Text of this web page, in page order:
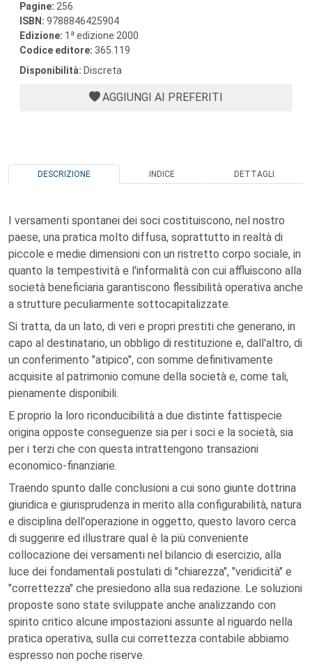
Pagine: 256
ISBN: 9788846425904
Edizione: 1 a edizione 2000
Codice editore: 365.119
Disponibilità: Discreta
AGGIUNGI AI PREFERITI
DESCRIZIONE INDICE DETTAGLI
I versamenti spontanei dei soci costituiscono, nel nostro
paese, una pratica molto diffusa, soprattutto in realtà di
piccole e medie dimensioni con un ristretto corpo sociale, in
quanto la tempestività e l'informalità con cui affluiscono alla
società beneficiaria garantiscono flessibilità operativa anche
a strutture peculiarmente sottocapitalizzate.
Si tratta, da un lato, di veri e propri prestiti che generano, in
capo al destinatario, un obbligo di restituzione e, dall'altro, di
un conferimento "atipico", con somme definitivamente
acquisite al patrimonio comune della società e, come tali,
pienamente disponibili.
E proprio la loro riconducibilità a due distinte fattispecie
origina opposte conseguenze sia per i soci e la società, sia
per i terzi che con questa intrattengono transazioni
economico-finanziarie.
Traendo spunto dalle conclusioni a cui sono giunte dottrina
giuridica e giurisprudenza in merito alla configurabilità, natura
e disciplina dell'operazione in oggetto, questo lavoro cerca
di suggerire ed illustrare qual è la più conveniente
collocazione dei versamenti nel bilancio di esercizio, alla
luce dei fondamentali postulati di "chiarezza", "veridicità" e
"correttezza" che presiedono alla sua redazione. Le soluzioni
proposte sono state sviluppate anche analizzando con
spirito critico alcune impostazioni assunte al riguardo nella
pratica operativa, sulla cui correttezza contabile abbiamo
espresso non poche riserve.